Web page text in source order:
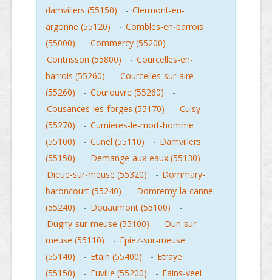
damvillers (55150) - Clermont-en-
argonne (55120)
- Combles-en-barrois
(55000)
- Commercy (55200)
-
Contrisson (55800)
- Courcelles-en-
barrois (55260)
- Courcelles-sur-aire
(55260)
- Courouvre (55260)
-
Cousances-les-forges (55170)
- Cuisy
(55270)
- Cumieres-le-mort-homme
(55100)
- Cunel (55110) - Damvillers
(55150)
- Demange-aux-eaux (55130)
-
Dieue-sur-meuse (55320)
- Dommary-
baroncourt (55240)
- Domremy-la-canne
(55240)
- Douaumont (55100)
-
Dugny-sur-meuse (55100)
- Dun-sur-
meuse (55110)
- Epiez-sur-meuse
(55140)
- Etain (55400) - Etraye
(55150)
- Euville (55200) - Fains-veel